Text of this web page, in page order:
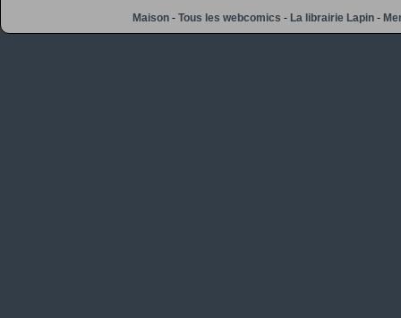
Maison -Tous les webcomics -La librairie Lapin -